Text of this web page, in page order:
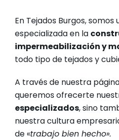
En Tejados Burgos,
especializada en la
impermeabilización y
todo tipo de tejados y
A través de nuestra
queremos ofrecerte
especializados, sino
nuestra cultura
de «trabajo bien hecho».